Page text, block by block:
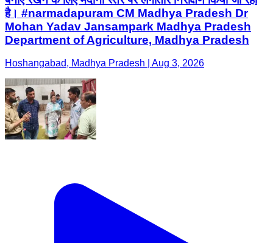
है। #narmadapuram CM Madhya Pradesh Dr
Mohan Yadav Jansampark Madhya Pradesh
Department of Agriculture, Madhya Pradesh
Hoshangabad, Madhya Pradesh | Aug 3, 2026